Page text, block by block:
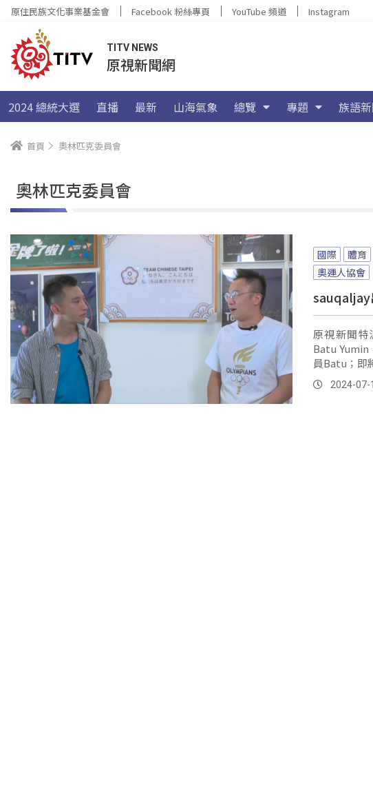
原住民族文化事業基金會 Facebook 粉絲專頁 YouTube 頻道 Instagram
TITV NEWS
原視新聞網
2024 總統大選 直播 最新 山海氣象 總覽 專題 族語
首頁 奧林匹克委員會
奧林匹克委員會
國際 體育
奧運人協會
sauqaljay
原視新聞
Batu Yumin
員Batu；即
有幕後推手
（副）祕書
2024-07-